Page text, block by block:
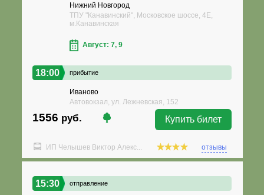
Нижний Новгород
ТПУ "Канавинский", Московское шоссе, 4Е,
м.Канавинская
Август: 7, 9
18:00 прибытие
Иваново
Автовокзал, ул. Лежневская, 152
1556 руб. Купить билет
ИП Челышев Виктор Алекс... отзывы
15:30 отправление